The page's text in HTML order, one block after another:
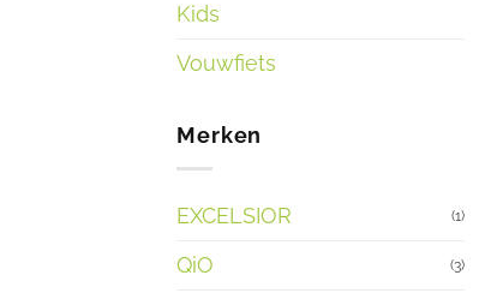
Kids
Vouwfiets
Merken
EXCELSIOR (1)
QiO (3)